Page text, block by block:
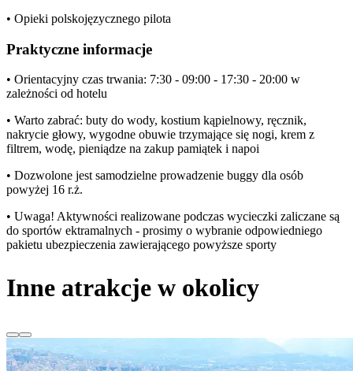
• Opieki polskojęzycznego pilota
Praktyczne informacje
• Orientacyjny czas trwania: 7:30 - 09:00 - 17:30 - 20:00 w
zależności od hotelu
• Warto zabrać: buty do wody, kostium kąpielnowy, ręcznik,
nakrycie głowy, wygodne obuwie trzymające się nogi, krem z
filtrem, wodę, pieniądze na zakup pamiątek i napoi
• Dozwolone jest samodzielne prowadzenie buggy dla osób
powyżej 16 r.ż.
• Uwaga! Aktywności realizowane podczas wycieczki zaliczane są
do sportów ektramalnych - prosimy o wybranie odpowiedniego
pakietu ubezpieczenia zawierającego powyższe sporty
Inne atrakcje w okolicy